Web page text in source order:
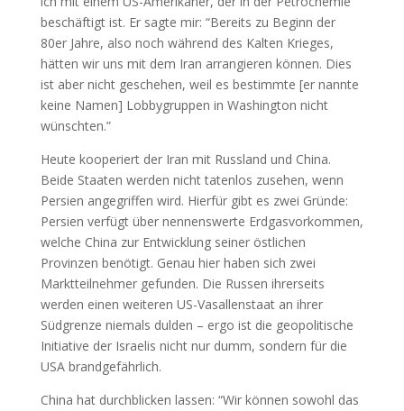
beschäftigt ist. Er sagte mir: “Bereits zu Beginn der
80er Jahre, also noch während des Kalten Krieges,
hätten wir uns mit dem Iran arrangieren können. Dies
ist aber nicht geschehen, weil es bestimmte [er nannte
keine Namen] Lobbygruppen in Washington nicht
wünschten.”
Heute kooperiert der Iran mit Russland und China.
Beide Staaten werden nicht tatenlos zusehen, wenn
Persien angegriffen wird. Hierfür gibt es zwei Gründe:
Persien verfügt über nennenswerte Erdgasvorkommen,
welche China zur Entwicklung seiner östlichen
Provinzen benötigt. Genau hier haben sich zwei
Marktteilnehmer gefunden. Die Russen ihrerseits
werden einen weiteren US-Vasallenstaat an ihrer
Südgrenze niemals dulden – ergo ist die geopolitische
Initiative der Israelis nicht nur dumm, sondern für die
USA brandgefährlich.
China hat durchblicken lassen: “Wir können sowohl das